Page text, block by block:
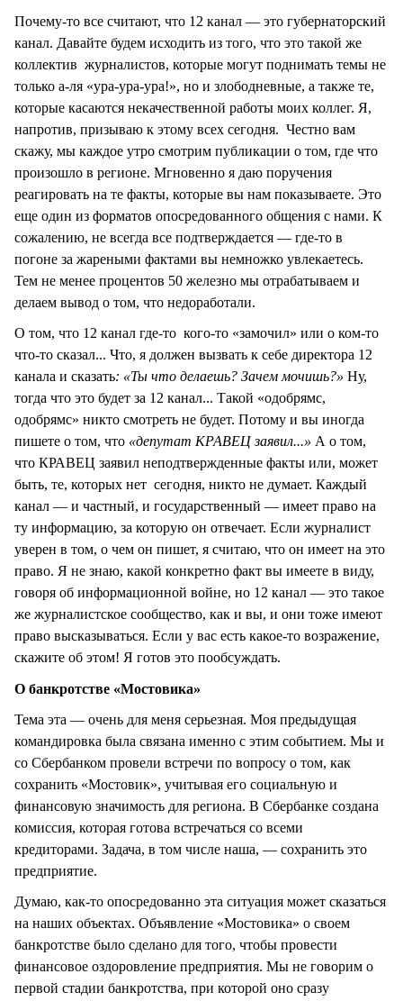
Почему-то все считают, что 12 канал — это губернаторский
канал. Давайте будем исходить из того, что это такой же
коллектив журналистов, которые могут поднимать темы не
только а-ля «ура-ура-ура!», но и злободневные, а также те,
которые касаются некачественной работы моих коллег. Я,
напротив, призываю к этому всех сегодня. Честно вам
скажу, мы каждое утро смотрим публикации о том, где что
произошло в регионе. Мгновенно я даю поручения
реагировать на те факты, которые вы нам показываете. Это
еще один из форматов опосредованного общения с нами. К
сожалению, не всегда все подтверждается — где-то в
погоне за жареными фактами вы немножко увлекаетесь.
Тем не менее процентов 50 железно мы отрабатываем и
делаем вывод о том, что недоработали.
О том, что 12 канал где-то кого-то «замочил» или о ком-то
что-то сказал... Что, я должен вызвать к себе директора 12
канала и сказать: «Ты что делаешь? Зачем мочишь?» Ну,
тогда что это будет за 12 канал... Такой «одобрямс,
одобрямс» никто смотреть не будет. Потому и вы иногда
пишете о том, что «депутат КРАВЕЦ заявил...» А о том,
что КРАВЕЦ заявил неподтвержденные факты или, может
быть, те, которых нет сегодня, никто не думает. Каждый
канал — и частный, и государственный — имеет право на
ту информацию, за которую он отвечает. Если журналист
уверен в том, о чем он пишет, я считаю, что он имеет на это
право. Я не знаю, какой конкретно факт вы имеете в виду,
говоря об информационной войне, но 12 канал — это такое
же журналистское сообщество, как и вы, и они тоже имеют
право высказываться. Если у вас есть какое-то возражение,
скажите об этом! Я готов это пообсуждать.
О банкротстве «Мостовика»
Тема эта — очень для меня серьезная. Моя предыдущая
командировка была связана именно с этим событием. Мы и
со Сбербанком провели встречи по вопросу о том, как
сохранить «Мостовик», учитывая его социальную и
финансовую значимость для региона. В Сбербанке создана
комиссия, которая готова встречаться со всеми
кредиторами. Задача, в том числе наша, — сохранить это
предприятие.
Думаю, как-то опосредованно эта ситуация может сказаться
на наших объектах. Объявление «Мостовика» о своем
банкротстве было сделано для того, чтобы провести
финансовое оздоровление предприятия. Мы не говорим о
первой стадии банкротства, при которой оно сразу